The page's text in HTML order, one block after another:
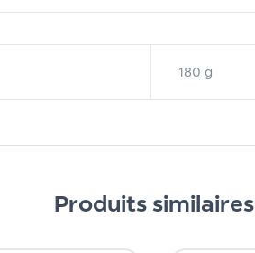
180 g
Produits similaires